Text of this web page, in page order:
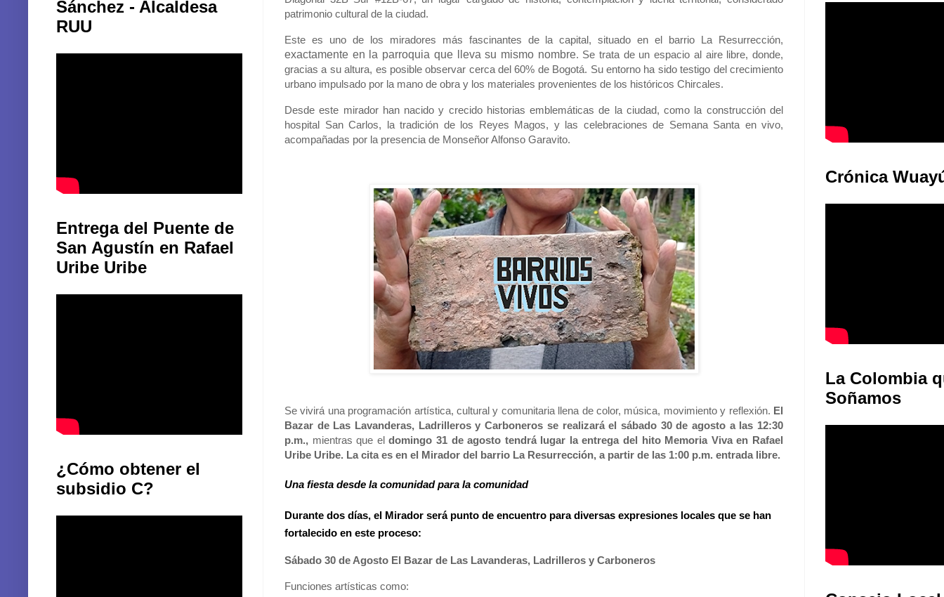
Diagonal 32B Sur #12B-67, un lugar cargado de historia, contemplación y lucha territorial, considerado
patrimonio cultural de la ciudad.
Este es uno de los miradores más fascinantes de la capital, situado en el barrio La Resurrección,
exactamente en la parroquia que lleva su mismo nombre . Se trata de un espacio al aire libre, donde,
gracias a su altura, es posible observar cerca del 60% de Bogotá. Su entorno ha sido testigo del crecimiento
urbano impulsado por la mano de obra y los materiales provenientes de los históricos Chircales.
Desde este mirador han nacido y crecido historias emblemáticas de la ciudad, como la construcción del
hospital San Carlos, la tradición de los Reyes Magos, y las celebraciones de Semana Santa en vivo,
acompañadas por la presencia de Monseñor Alfonso Garavito.
Se vivirá una programación artística, cultural y comunitaria llena de color, música, movimiento y reflexión.El
Bazar de Las Lavanderas, Ladrilleros y Carboneros se realizará el sábado 30 de agosto a las 12:30
p.m.,
mientras que el
domingo 31 de agosto tendrá lugar la entrega del hito Memoria Viva en Rafael
Uribe Uribe. La cita es en el Mirador del barrio La Resurrección, a partir de las 1:00 p.m. entrada libre.
Una fiesta desde la comunidad para la comunidad
Durante dos días, el Mirador será punto de encuentro para diversas expresiones locales que se han
fortalecido en este proceso:
de Agosto El Bazar de Las Lavanderas, Ladrilleros y Carboneros
Sánchez - Alcaldesa
RUU
Entrega del Puente de
San Agustín en Rafael
Uribe Uribe
¿Cómo obtener el
subsidio C?
Crónica
La Colombia
Soñamos